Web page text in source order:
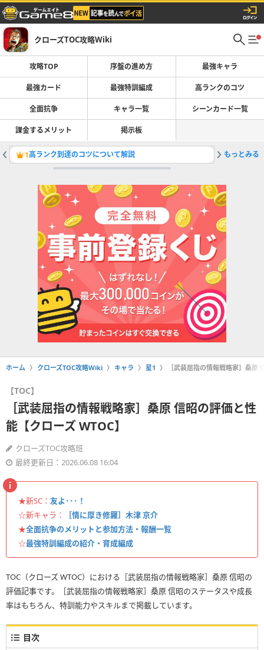
クローズTOC攻略Wiki
攻略TOP 序盤の進め方 最強キャラ
最強カード 最強特訓編成 高ランクのコツ
全面抗争 キャラ一覧 シーンカード一覧
課金するメリット 掲示板
1高ランク到達のコツについて解説 2最強シ
もっとみる
ホーム クローズTOC攻略Wiki キャラ 星1 ［武装屈指の情報戦略家］桑原
【TOC】
［武装屈指の情報戦略家］桑原 信昭の評価と性
能【クローズ WTOC】
クローズTOC攻略班
最終更新日：2026.06.08 16:04
★新SC： 友よ･･･！
☆新キャラ：
［情に厚き修羅］木津 京介
★全面抗争のメリットと参加方法・報酬一覧
☆最強特訓編成の紹介・育成編成
TOC（クローズ WTOC）における［武装屈指の情報戦略家］桑原 信昭の
評価記事です。［武装屈指の情報戦略家］桑原 信昭のステータスや成長
率はもちろん、特訓能力やスキルまで掲載しています。
目次